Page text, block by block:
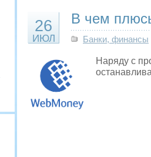
26
ИЮЛ
В чем
Банки, финансы
Наряду с